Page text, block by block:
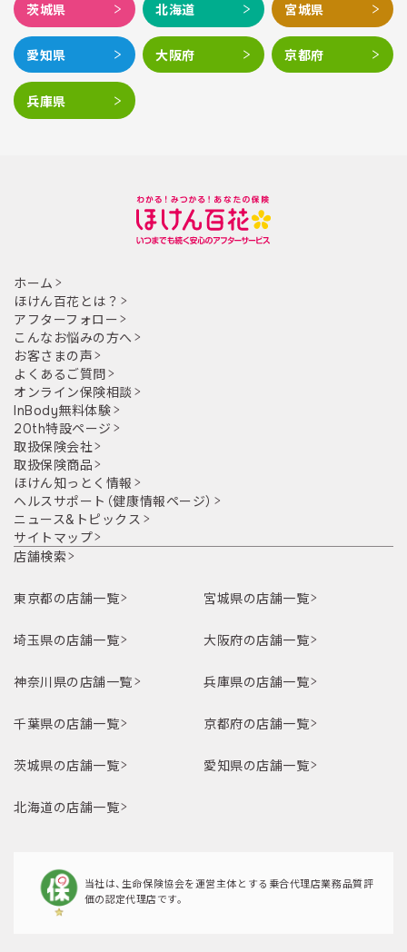
茨城県 北海道 宮城県
愛知県 大阪府 京都府
兵庫県
ホーム
ほけん百花とは？
アフターフォロー
こんなお悩みの方へ
お客さまの声
よくあるご質問
オンライン保険相談
InBody無料体験
20th特設ページ
取扱保険会社
取扱保険商品
ほけん知っとく情報
ヘルスサポート（健康情報ページ）
ニュース&トピックス
サイトマップ
店舗検索
東京都の店舗一覧
埼玉県の店舗一覧
神奈川県の店舗一覧
千葉県の店舗一覧
茨城県の店舗一覧
北海道の店舗一覧
宮城県の店舗一覧
大阪府の店舗一覧
兵庫県の店舗一覧
京都府の店舗一覧
愛知県の店舗一覧
当社は、生命保険協会を運営主体とする乗合代理店業務品質評
価の認定代理店です。